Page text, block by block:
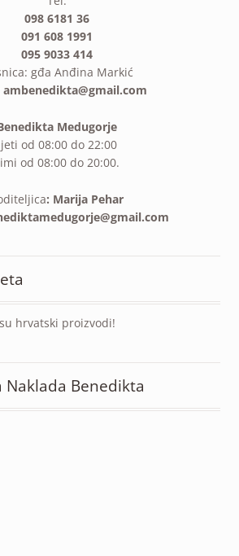
098 6181 36
091 608 1991
095 9033 414
gđa Anđina Markić
ambenedikta@gmail.com
Medugorje
od 08:00 do 22:00
od 08:00 do 20:00.
: Marija Pehar
hrvatski proizvodi!
Naklada Benedikta